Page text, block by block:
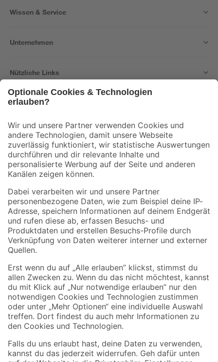
Wissen & Service
Unternehmen
Nützliche Links
Der toom Newsletter: Keine Angebote und Aktionen mehr verpassen!
Zur Newsletter Anmeldung
Folge uns
Zahlungsarten Versandarten
Sicher einkaufen
Jetzt die toom-App herunterladen
Alle Preisangaben in EUR inkl. gesetzl. MwSt.. Die dargestellten Angebote sind unter